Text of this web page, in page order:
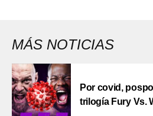
MÁS NOTICIAS
Por covid,
trilogía Fury Vs.